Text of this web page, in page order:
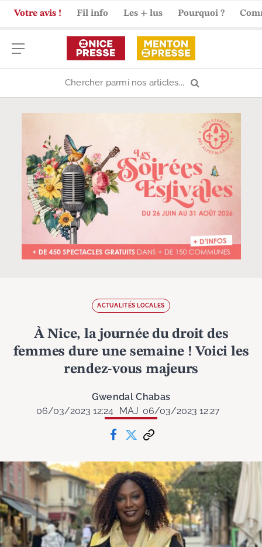
Votre avis ! Fil info Les + lus Pourquoi ?
ACTUALITÉS LOCALES
À Nice, la journée du droit des
femmes dure une semaine ! Voici les
rendez-vous majeurs
Gwendal Chabas
06/03/2023 12:24
MAJ 06/03/2023 12:27